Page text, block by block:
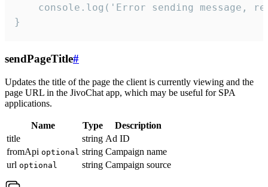
console.log('Error sending message,
}
sendPageTitle#
Updates the title of the page the client is currently viewing and the
page URL in the JivoChat app, which may be useful for SPA
applications.
Name Type
Description
title
string Ad ID
fromApi optional string Campaign name
url optional string Campaign source